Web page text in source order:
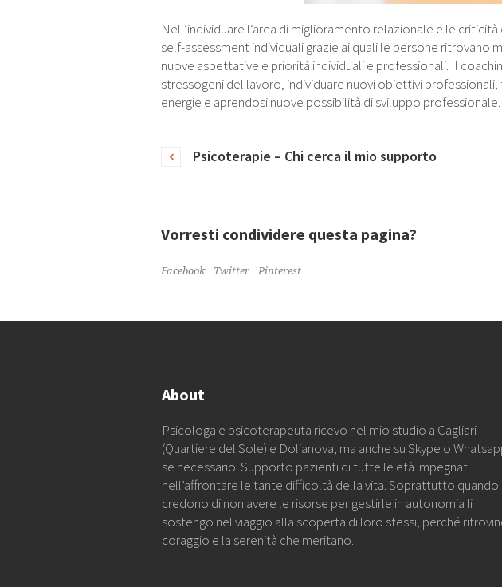
Nell’individuare l’area di miglioramento relazionale e le
self-assessment individuali grazie ai quali le persone
nuove aspettative e priorità individuali e professionali. Il
stressogeni del lavoro, individuare nuovi obiettivi
energie e aprendosi nuove possibilità di sviluppo professionale.
Psicoterapie – Chi cerca il mio supporto
Vorresti condividere questa pagina?
Facebook Twitter Pinterest
About
Psicologa e psicoterapeuta ricevo nel mio studio a Cagliari
(Quartiere del Sole) e Dolianova, ma anche su Skype o
se necessario. Supporto pazienti di tutte le età impegnati
nell’affrontare le tante difficoltà della vita. Soprattutto quando
credono di non avere le risorse per gestirle in autonomia li
sostengo nel viaggio alla scoperta di loro stessi, perché
coraggio e la serenità che meritano.